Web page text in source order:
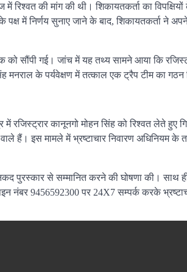
रिश्वत की मांग की थी। शिकायतकर्ता का
पक्ष में निर्णय सुनाए जाने के बाद, शिकायतकर्ता ने
को सौंपी गई। जांच में यह तथ्य सामने आया कि
मनराल के पर्यवेक्षण में तत्काल एक ट्रैप टीम का गठन
रजिस्ट्रार कानूनगो मोहन सिंह को रिश्वत लेते हुए
हैं। इस मामले में भ्रष्टाचार निवारण अधिनियम के
पुरस्कार से सम्मानित करने की घोषणा की। साथ
नंबर 9456592300 पर 24X7 सम्पर्क करके